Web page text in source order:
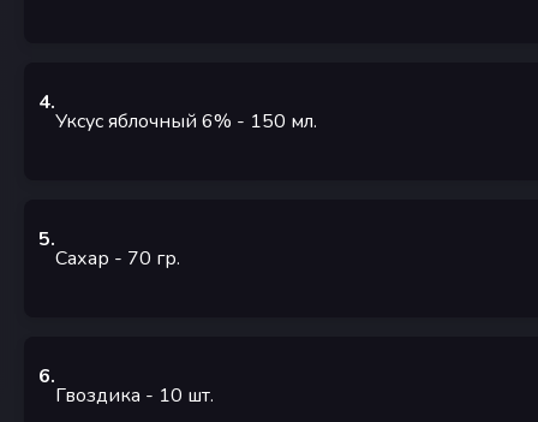
4.
Уксус яблочный 6% - 150 мл.
5.
Сахар - 70 гр.
6.
Гвоздика - 10 шт.